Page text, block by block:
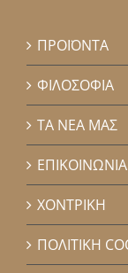
ΠΡΟΪΟΝΤΑ
ΦΙΛΟΣΟΦΙΑ
ΤΑ ΝΕΑ ΜΑΣ
ΕΠΙΚΟΙΝΩΝΙΑ
ΧΟΝΤΡΙΚΗ
ΠΟΛΙΤΙΚΗ